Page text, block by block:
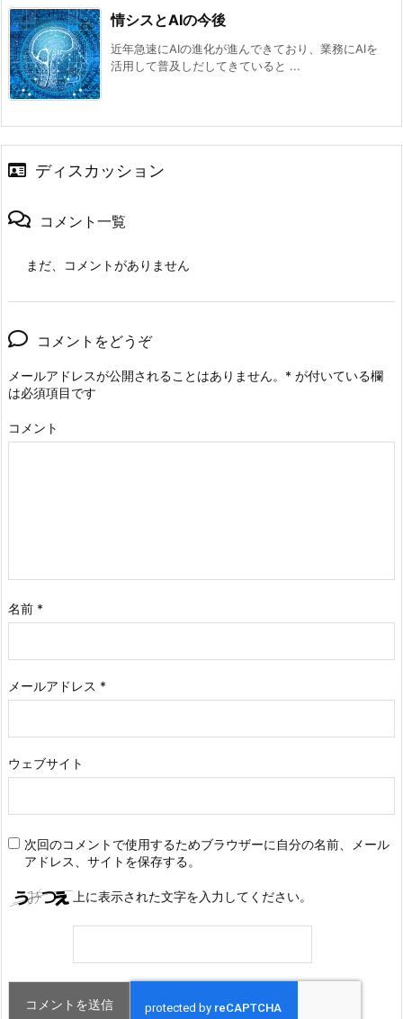
情シスとAIの今後
近年急速にAIの進化が進んできており、業務にAIを
活用して普及しだしてきていると ...
ディスカッション
コメント一覧
まだ、コメントがありません
コメントをどうぞ
メールアドレスが公開されることはありません。 * が付いている欄
は必須項目です
コメント
名前 *
メールアドレス *
ウェブサイト
次回のコメントで使用するためブラウザーに自分の名前、メール
アドレス、サイトを保存する。
上に表示された文字を入力してください。